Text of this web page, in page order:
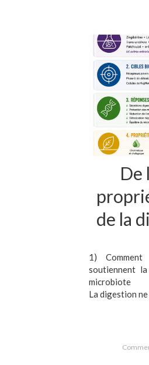
De
de la
1) Comment
soutiennent
microbiote
La digestion